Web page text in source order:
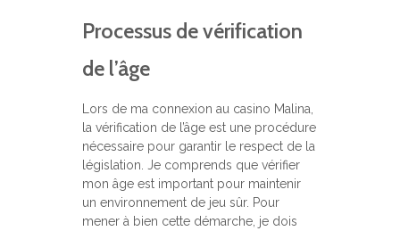
Processus de vérification
de l’âge
Lors de ma connexion au casino Malina,
la vérification de l’âge est une procédure
nécessaire pour garantir le respect de la
législation. Je comprends que vérifier
mon âge est important pour maintenir
un environnement de jeu sûr. Pour
mener à bien cette démarche, je dois